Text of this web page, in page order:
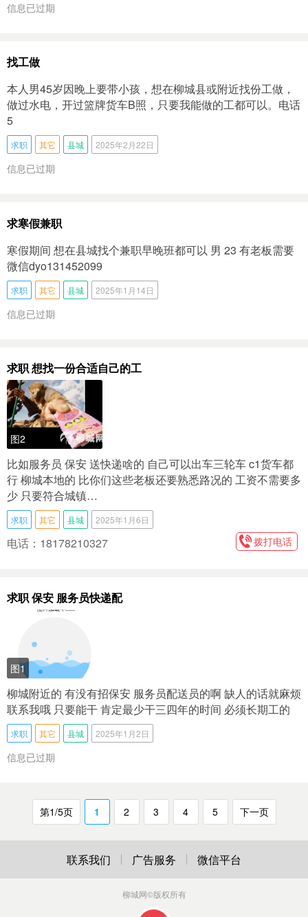
信息已过期
找工做
本人男45岁因晚上要带小孩，想在柳城县或附近找份工做，
做过水电，开过篮牌货车B照，只要我能做的工都可以。电话
5
求职 其它 县城 2025年2月22日
信息已过期
求寒假兼职
寒假期间 想在县城找个兼职早晚班都可以 男 23 有老板需要
微信dyo131452099
求职 其它 县城 2025年1月14日
信息已过期
求职 想找一份合适自己的工
图2
比如服务员 保安 送快递啥的 自己可以出车三轮车 c1货车都
行 柳城本地的 比你们这些老板还要熟悉路况的 工资不需要多
少 只要符合城镇…
求职 其它 县城 2025年1月6日
电话：18178210327 拨打电话
求职 保安 服务员快递配
图1
柳城附近的 有没有招保安 服务员配送员的啊 缺人的话就麻烦
联系我哦 只要能干 肯定最少干三四年的时间 必须长期工的
求职 其它 县城 2025年1月2日
信息已过期
第1/5页 1 2 3 4 5 下一页
联系我们 广告服务 微信平台
柳城网©版权所有